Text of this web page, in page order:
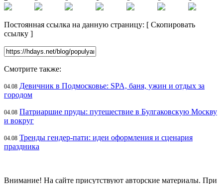
Постоянная ссылка на данную страницу: [ Скопировать
ссылку ]
Смотрите также:
04.08 Девичник в Подмосковье: SPA, баня, ужин и отдых за
городом
04.08 Патриаршие пруды: путешествие в Булгаковскую Москву
и вокруг
04.08 Тренды гендер-пати: идеи оформления и сценария
праздника
Внимание! На сайте присутствуют авторские материалы. При